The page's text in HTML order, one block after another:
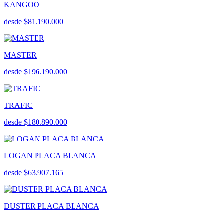
KANGOO
desde $81.190.000
MASTER
desde $196.190.000
TRAFIC
desde $180.890.000
LOGAN PLACA BLANCA
desde $63.907.165
DUSTER PLACA BLANCA